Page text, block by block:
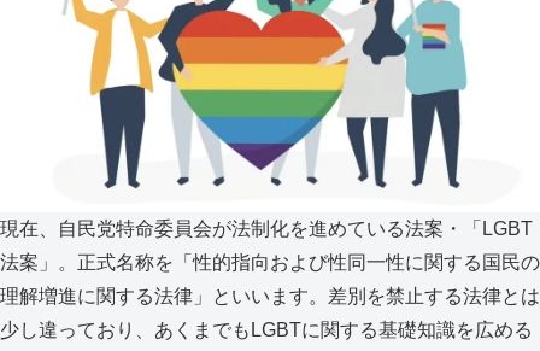
現在、自民党特命委員会が法制化を進めている法案・「LGBT
法案」。正式名称を「性的指向および性同一性に関する国民の
理解増進に関する法律」といいます。差別を禁止する法律とは
少し違っており、あくまでもLGBTに関する基礎知識を広める